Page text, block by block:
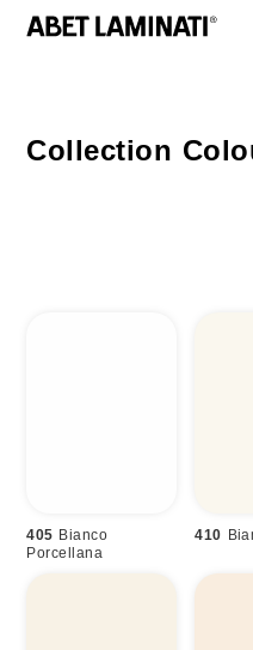
Climb
Collection
405 Bianco
Porcellana
410